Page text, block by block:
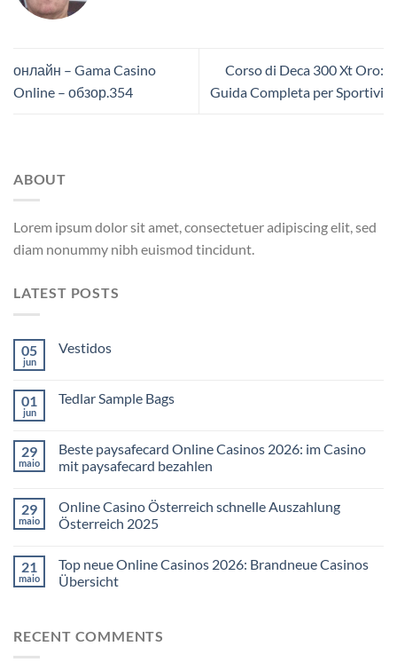
онлайн – Gama Casino
Online – обзор.354
Corso di Deca 300 Xt Oro:
Guida Completa per Sportivi
ABOUT
Lorem ipsum dolor sit amet, consectetuer adipiscing elit, sed
diam nonummy nibh euismod tincidunt.
LATEST POSTS
05
jun
Vestidos
01
jun
Tedlar Sample Bags
29
maio
Beste paysafecard Online Casinos 2026: im Casino
mit paysafecard bezahlen
29
maio
Online Casino Österreich schnelle Auszahlung
Österreich 2025
21
maio
Top neue Online Casinos 2026: Brandneue Casinos
Übersicht
RECENT COMMENTS